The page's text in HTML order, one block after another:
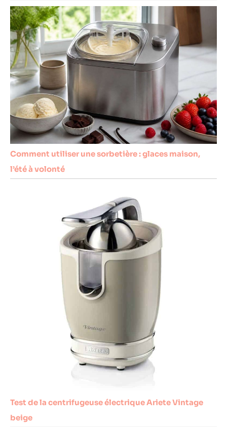
Comment utiliser une sorbetière : glaces maison,
l’été à volonté
Test de la centrifugeuse électrique Ariete Vintage
beige